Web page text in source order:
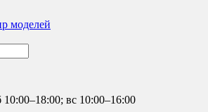
вс 10:00–16:00